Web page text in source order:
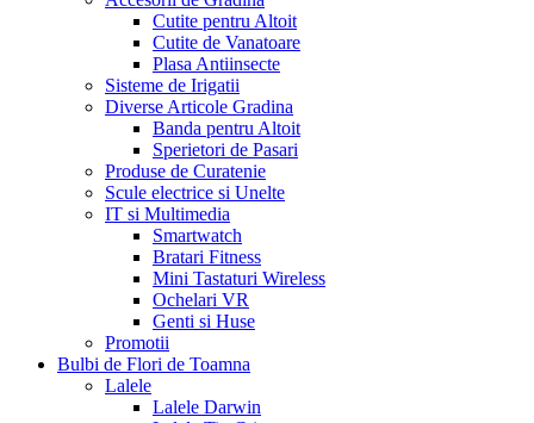
Cutite pentru Altoit
Cutite de Vanatoare
Plasa Antiinsecte
Sisteme de Irigatii
Diverse Articole Gradina
Banda pentru Altoit
Sperietori de Pasari
Produse de Curatenie
Scule electrice si Unelte
IT si Multimedia
Smartwatch
Bratari Fitness
Mini Tastaturi Wireless
Ochelari VR
Genti si Huse
Promotii
Bulbi de Flori de Toamna
Lalele
Lalele Darwin